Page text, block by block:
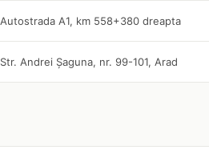
Autostrada A1, km 558+380 dreapta
Str. Andrei Șaguna, nr. 99-101, Arad